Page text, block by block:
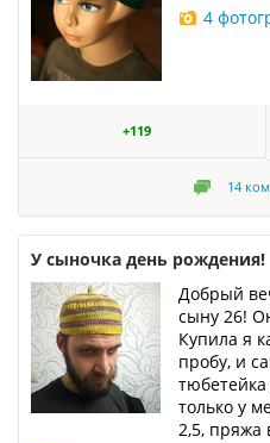
4
+119
14
У сыночка день рождения!
Добрый
сыну 26!
Купила я
пробу, и
только у
2,5, пряжа